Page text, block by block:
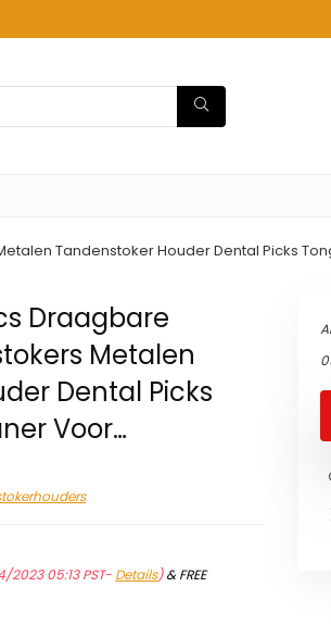
Tandenstoker Houder Dental Picks
Draagbare
Metalen
Dental Picks
Voor…
05:13 PST- Details)&FREE